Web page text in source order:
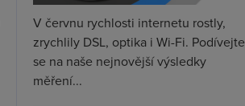
V červnu rychlosti internetu rostly,
zrychlily DSL, optika i Wi-Fi. Podívejte
se na naše nejnovější výsledky
měření...